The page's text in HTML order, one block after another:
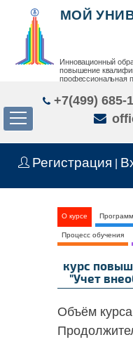
Регистрация
МОЙ
Инновационный
повышение
профессиональная
+7(499) 685-
О курсе
Процесс обучения
курс
"Учет
Объём